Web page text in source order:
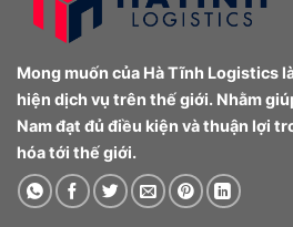
Mong muốn của Hà Tĩnh Logistics
hiện dịch vụ trên thế giới. Nhằm
Nam đạt đủ điều kiện và thuận lợi
hóa tới thế giới.